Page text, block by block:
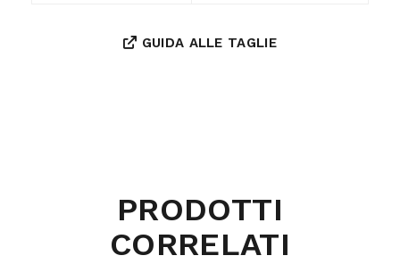
GUIDA ALLE TAGLIE
PRODOTTI
CORRELATI